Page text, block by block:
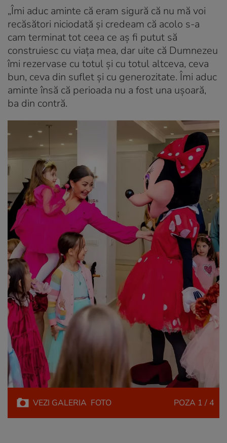
„Îmi aduc aminte că eram sigură că nu mă voi
recăsători niciodată și credeam că acolo s-a
cam terminat tot ceea ce aș fi putut să
construiesc cu viața mea, dar uite că Dumnezeu
îmi rezervase cu totul și cu totul altceva, ceva
bun, ceva din suflet și cu generozitate. Îmi aduc
aminte însă că perioada nu a fost una ușoară,
ba din contră.
VEZI GALERIA FOTO POZA 1 / 4